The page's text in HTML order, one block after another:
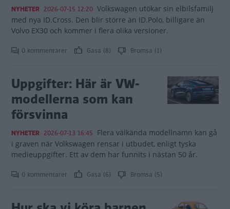
NYHETER 2026-07-15 12:20 Volkswagen utökar sin elbilsfamilj
med nya ID.Cross. Den blir större än ID.Polo, billigare än
Volvo EX30 och kommer i flera olika versioner.
0 kommentarer Gasa (8) Bromsa (1)
Uppgifter: Här är VW-
modellerna som kan
försvinna
NYHETER 2026-07-13 16:45 Flera välkända modellnamn kan gå
i graven när Volkswagen rensar i utbudet, enligt tyska
medieuppgifter. Ett av dem har funnits i nästan 50 år.
0 kommentarer Gasa (6) Bromsa (5)